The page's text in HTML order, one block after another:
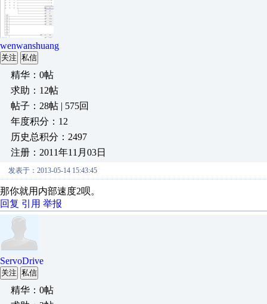
wenwanshuang
关注 私信
精华：0帖
求助：12帖
帖子：28帖 | 575回
年度积分：12
历史总积分：2497
注册：2011年11月03日
发表于：2013-05-14 15:43:45
那你就用内部速度2呗。
回复 引用 举报
ServoDrive
关注 私信
精华：0帖